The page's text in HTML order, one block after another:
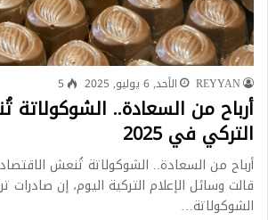
REYYAN الأحد, 6 يوليو, 2025 5
أرباح من السعادة.. الشوكولاتة
التركي في 2025
قالت وسائل الإعلام التركية اليوم، إن صادرات
الشوكولاتة…